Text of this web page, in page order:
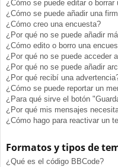
¿Cómo se puede editar o borrar
¿Cómo se puede añadir una
¿Cómo creo una encuesta?
¿Por qué no se puede añadir
¿Cómo edito o borro una
¿Por qué no se puede acceder
¿Por qué no se puede añadir
¿Por qué recibí una
¿Cómo se puede reportar un
¿Para qué sirve el botón
¿Por qué mis mensajes
¿Cómo hago para reactivar un
Formatos y tipos de
¿Qué es el código BBCode?